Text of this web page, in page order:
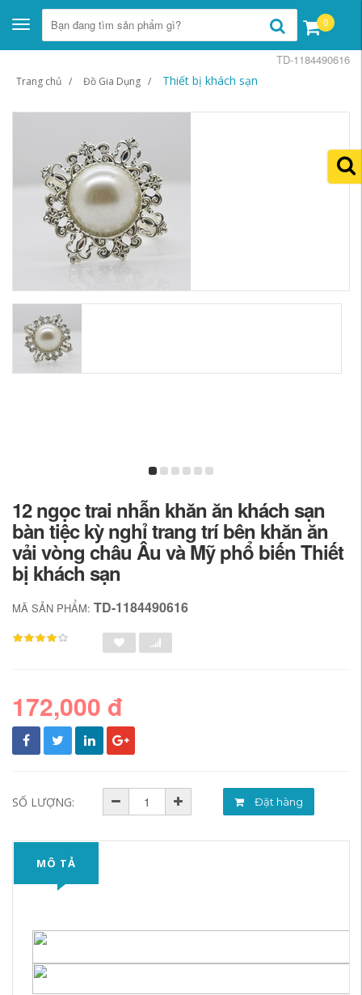
Toggle
navigation
0
Trang chủ Đồ Gia Dụng Thiết bị khách sạn
TD-1184490616
12 ngọc trai nhẫn khăn ăn khách sạn
bàn tiệc kỳ nghỉ trang trí bên khăn ăn
vải vòng châu Âu và Mỹ phổ biến Thiết
bị khách sạn
MÃ SẢN PHẨM: TD-1184490616
172,000 đ
SỐ LƯỢNG: Đặt hàng
MÔ TẢ